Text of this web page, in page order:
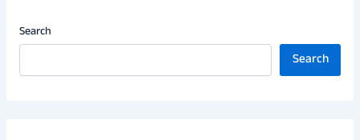
Search
Search